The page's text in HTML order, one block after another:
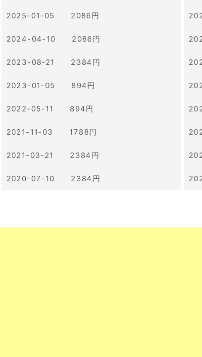
2025-01-05 2086円
2024-04-10 2086円
2023-08-21 2384円
2023-01-05 894円
2022-05-11 894円
2021-11-03 1788円
2021-03-21 2384円
2020-07-10 2384円